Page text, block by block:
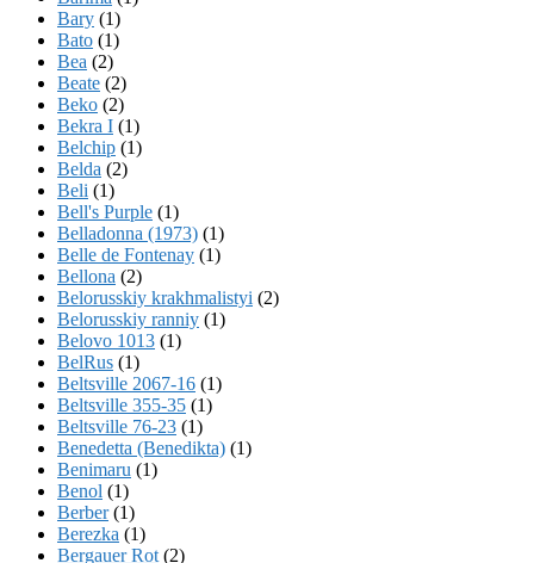
Bary (1)
Bato (1)
Bea (2)
Beate (2)
Beko (2)
Bekra I (1)
Belchip (1)
Belda (2)
Beli (1)
Bell's Purple (1)
Belladonna (1973) (1)
Belle de Fontenay (1)
Bellona (2)
Belorusskiy krakhmalistyi (2)
Belorusskiy ranniy (1)
Belovo 1013 (1)
BelRus (1)
Beltsville 2067-16 (1)
Beltsville 355-35 (1)
Beltsville 76-23 (1)
Benedetta (Benedikta) (1)
Benimaru (1)
Benol (1)
Berber(1)
Berezka (1)
Bergauer Rot (2)